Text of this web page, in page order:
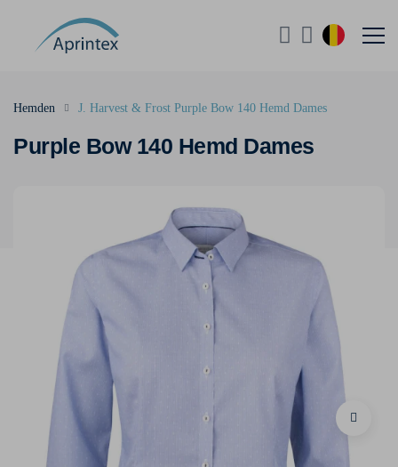
Purple Bow 140 Hemd Dames
Hemden J. Harvest & Frost Purple Bow 140 Hemd Dames